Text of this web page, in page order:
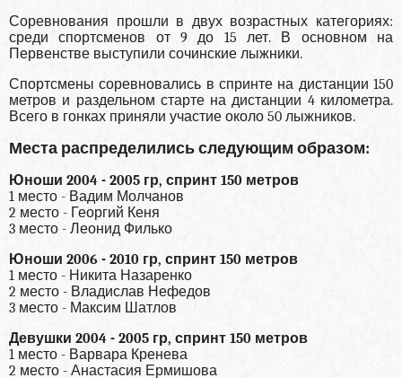
Соревнования прошли в двух возрастных категориях:
среди спортсменов от 9 до 15 лет. В основном на
Первенстве выступили сочинские лыжники.
Спортсмены соревновались в спринте на дистанции 150
метров и раздельном старте на дистанции 4 километра.
Всего в гонках приняли участие около 50 лыжников.
Места распределились следующим образом:
Юноши 2004 - 2005 гр, спринт 150 метров
1 место - Вадим Молчанов
2 место - Георгий Кеня
3 место - Леонид Филько
Юноши 2006 - 2010 гр, спринт 150 метров
1 место - Никита Назаренко
2 место - Владислав Нефедов
3 место - Максим Шатлов
Девушки 2004 - 2005 гр, спринт 150 метров
1 место - Варвара Кренева
2 место - Анастасия Ермишова